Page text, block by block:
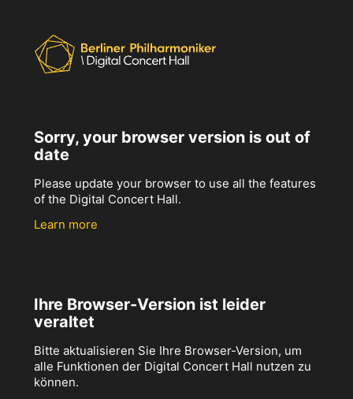
Sorry, your browser version is out of
date
Please update your browser to use all the features
of the Digital Concert Hall.
Learn more
Ihre Browser-Version ist leider
veraltet
Bitte aktualisieren Sie Ihre Browser-Version, um
alle Funktionen der Digital Concert Hall nutzen zu
können.